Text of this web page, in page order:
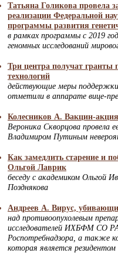
Татьяна Голикова провела
реализации Федеральной
программы развития
в рамках программы с 2019
геномных исследований
Три центра получат гранты
технологий
действующие меры
отметили в аппарате вице-
Колесников А. Вакцин-акция
Вероника Скворцова провела
Владимиром Путиным
Как замедлить старение и
Ольгой Лаврик
беседу с академиком Ольгой
Позднякова
Андреев А. Вирус,
над противоопухолевым
исследователей ИХБФМ СО
Роспотребнадзора, а также
которая является резидентом